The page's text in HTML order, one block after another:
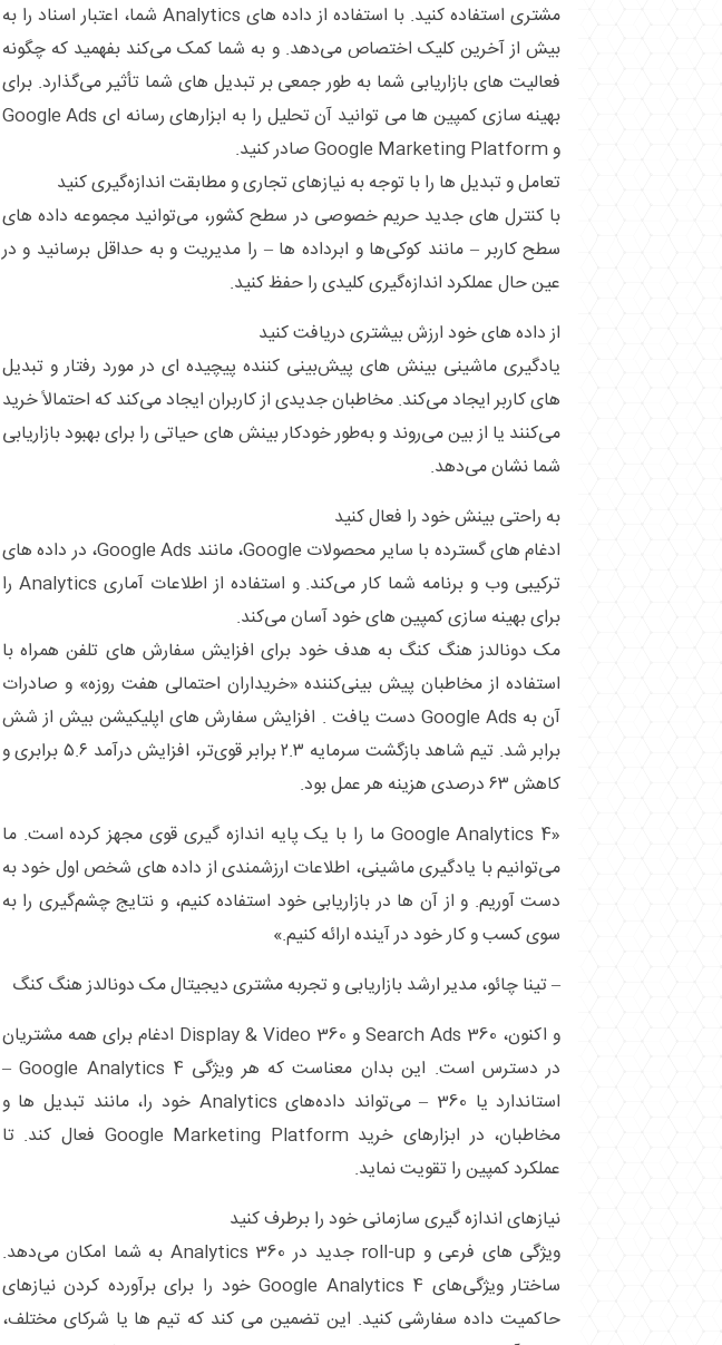
مشتری استفاده کنید. با استفاده از داده ‌های Analytics شما، اعتبار اسناد را به
بیش از آخرین کلیک اختصاص می‌دهد. و به شما کمک می‌کند بفهمید که چگونه
فعالیت ‌های بازاریابی شما به طور جمعی بر تبدیل‌ های شما تأثیر می‌گذارد. برای
بهینه سازی کمپین ها می توانید آن تحلیل را به ابزارهای رسانه ای Google Ads
و Google Marketing Platform صادر کنید.
تعامل و تبدیل ‌ها را با توجه به نیازهای تجاری و مطابقت اندازه‌گیری کنید
با کنترل‌ های جدید حریم خصوصی در سطح کشور، می‌توانید مجموعه داده ‌های
سطح کاربر – مانند کوکی‌ها و ابرداده‌ ها – را مدیریت و به حداقل برسانید و در
عین حال عملکرد اندازه‌گیری کلیدی را حفظ کنید.
از داده های خود ارزش بیشتری دریافت کنید
یادگیری ماشینی بینش ‌های پیش‌بینی ‌کننده پیچیده‌ ای در مورد رفتار و تبدیل
‌های کاربر ایجاد می‌کند. مخاطبان جدیدی از کاربران ایجاد می‌کند که احتمالاً خرید
می‌کنند یا از بین می‌روند و به‌طور خودکار بینش‌ های حیاتی را برای بهبود بازاریابی
شما نشان می‌دهد.
به راحتی بینش خود را فعال کنید
ادغام ‌های گسترده با سایر محصولات Google، مانند Google Ads، در داده‌ های
ترکیبی وب و برنامه شما کار می‌کند. و استفاده از اطلاعات آماری Analytics را
برای بهینه ‌سازی کمپین‌ های خود آسان می‌کند.
مک‌ دونالدز هنگ‌ کنگ به هدف خود برای افزایش سفارش ‌های تلفن همراه با
استفاده از مخاطبان پیش‌ بینی‌کننده «خریداران احتمالی هفت روزه» و صادرات
آن به Google Ads دست یافت . افزایش سفارش ‌های اپلیکیشن بیش از شش
برابر شد. تیم شاهد بازگشت سرمایه ۲.۳ برابر قوی‌تر، افزایش درآمد ۵.۶ برابری و
کاهش ۶۳ درصدی هزینه هر عمل بود.
«Google Analytics 4 ما را با یک پایه اندازه گیری قوی مجهز کرده است. ما
می‌توانیم با یادگیری ماشینی، اطلاعات ارزشمندی از داده‌ های شخص اول خود به
دست آوریم. و از آن‌ ها در بازاریابی خود استفاده کنیم، و نتایج چشم‌گیری را به
سوی کسب ‌و کار خود در آینده ارائه کنیم.»
– تینا چائو، مدیر ارشد بازاریابی و تجربه مشتری دیجیتال مک دونالدز هنگ کنگ
و اکنون، Search Ads 360 و Display & Video 360 ادغام برای همه مشتریان
در دسترس است. این بدان معناست که هر ویژگی Google Analytics 4 –
استاندارد یا 360 – می‌تواند داده‌های Analytics خود را، مانند تبدیل ‌ها و
مخاطبان، در ابزارهای خرید Google Marketing Platform فعال کند. تا
عملکرد کمپین را تقویت نماید.
نیازهای اندازه گیری سازمانی خود را برطرف کنید
ویژگی‌ های فرعی و roll-up جدید در Analytics 360 به شما امکان می‌دهد.
ساختار ویژگی‌های Google Analytics 4 خود را برای برآورده کردن نیازهای
حاکمیت داده سفارشی کنید. این تضمین می کند که تیم ها یا شرکای مختلف،